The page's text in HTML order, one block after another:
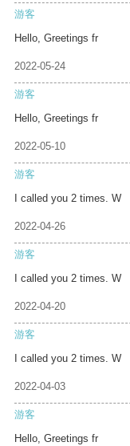
游客
Hello, Greetings fr
2022-05-24
游客
Hello, Greetings fr
2022-05-10
游客
I called you 2 times. W
2022-04-26
游客
I called you 2 times. W
2022-04-20
游客
I called you 2 times. W
2022-04-03
游客
Hello, Greetings fr